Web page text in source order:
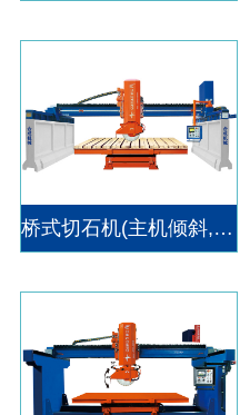
桥式切石机(主机倾斜,台车360度)HC-450/600